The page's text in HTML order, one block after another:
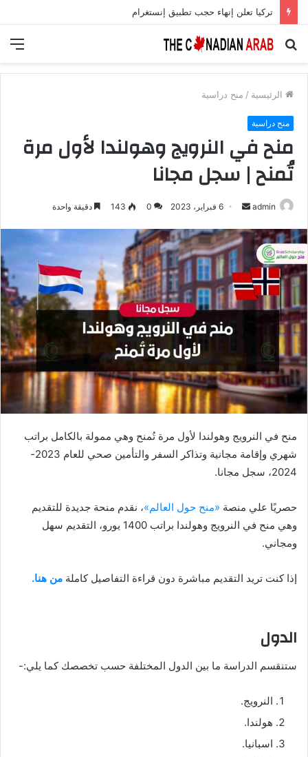
تركيا تعلن إنهاء حجب تطبيق إنستغرام
بحث
الرئيسية / منح دراسية
منح دراسية
منح في النرويج وهولندا لأول مرة
تُمنح | سجل مجانا
admin
أرسل
إلكترونيا
6 فبراير، 2023 0
143 دقيقة واحدة
منح في النرويج وهولندا لأول مرة تُمنح وهي ممولة بالكامل براتب
شهري وإقامة مجانية وتذاكر السفر والتأمين صحي للعام 2023-
2024، سجل مجانا.
حصريًا علي منصة «منح حول العالم»، نقدم منحة جديدة للتقديم
وهي منح في النرويج وهولندا براتب 1400 يورو، التقديم سهل
ومجاني.
إذا كنت تريد التقديم مباشرة دون قراءة التفاصيل كاملة من هنا.
الدول
ستنقسم الدراسة ما بين الدول المختلفة حسب تخصصك كما يلي:-
النرويج.
هولندا.
اسبانيا.